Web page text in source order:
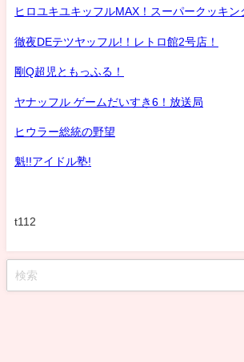
ヒロユキユキッフルMAX！スーパークッキン
徹夜DEテツヤッフル!！レトロ館2号店！
剛Q超児ともっふる！
ヤナッフル ゲームだいすき6！放送局
ヒウラー総統の野望
魁!!アイドル塾!
t112